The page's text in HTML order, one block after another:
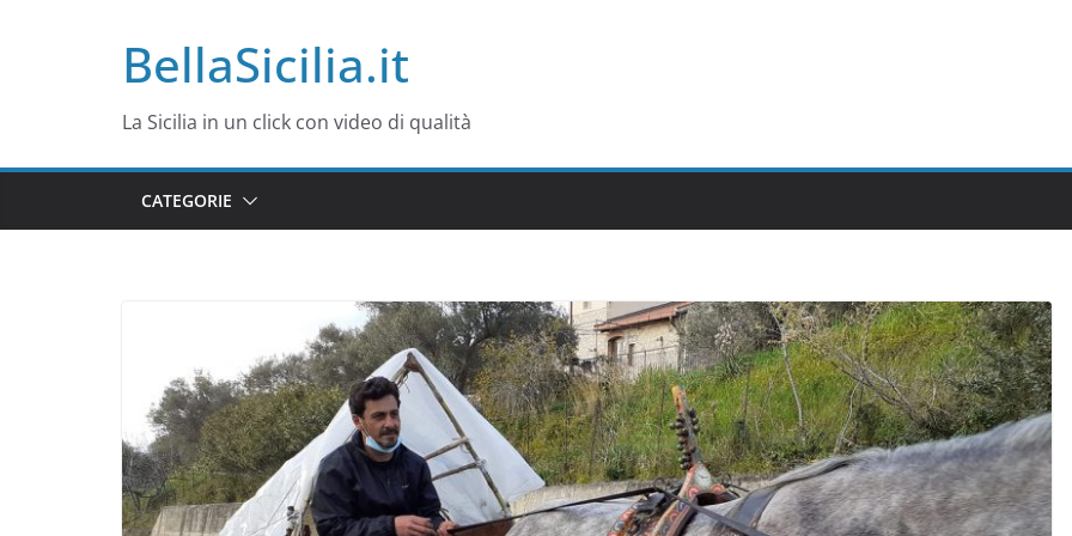
BellaSicilia.it
La Sicilia in un click con video di qualità
CATEGORIE